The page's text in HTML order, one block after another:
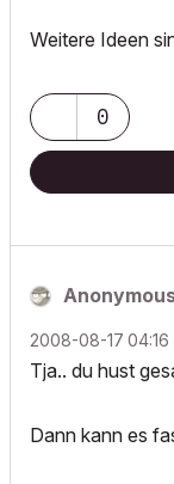
Weitere Ideen
0
‎2008-08-17 04:16
Tja.. du hust
Dann kann es